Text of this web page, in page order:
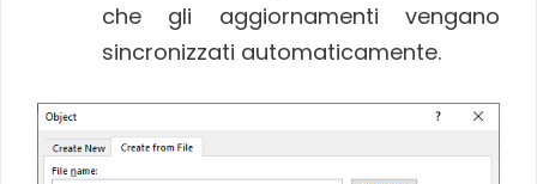
che gli aggiornamenti vengano
sincronizzati automaticamente.